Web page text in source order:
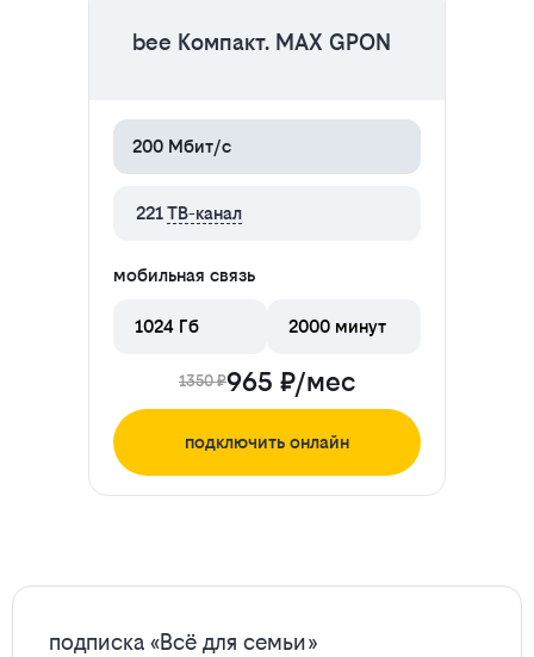
bee Компакт. MAX GPON
200 Мбит/с
221ТВ-канал
мобильная связь
1024 Гб 2000 минут
1350 ₽965 ₽/мес
подключить онлайн
подписка «Всё для семьи»